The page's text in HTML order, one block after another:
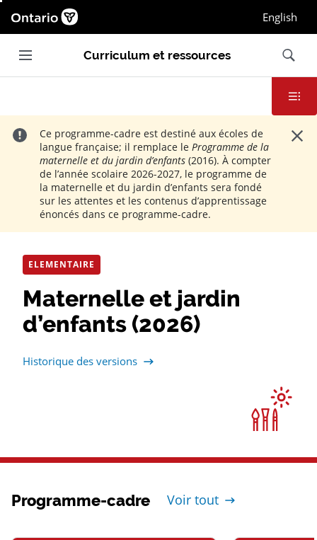
Page d'accueil Ontario.ca, Ouvrir dans une
English
Ouvrir et fermer la navigation principale
Curriculum et ressources
Table
Ce programme-cadre est destiné aux écoles de
langue française; il remplace le Programme de la
maternelle et du jardin d’enfants (2016). À compter
de l’année scolaire 2026-2027, le programme de
la maternelle et du jardin d’enfants sera fondé
sur les attentes et les contenus d’apprentissage
énoncés dans ce programme-cadre.
Fermer
ELEMENTAIRE
Maternelle et jardin
d’enfants (2026)
Historique des versions
Programme-cadre Voir tout